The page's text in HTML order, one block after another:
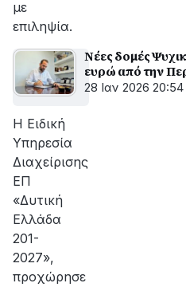
με
επιληψία.
Νέες δομές
28 Ιαν 2026 20:54
Η Ειδική
Υπηρεσία
Διαχείρισης
ΕΠ
«Δυτική
Ελλάδα
201-
2027»,
προχώρησε